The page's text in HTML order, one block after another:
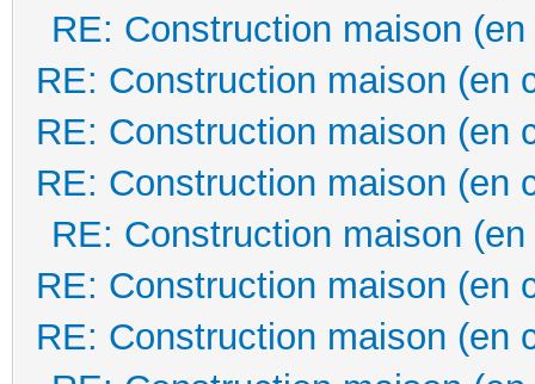
RE: Construction maison
RE: Construction maison (en
RE: Construction maison (en
RE: Construction maison (en
RE: Construction maison
RE: Construction maison (en
RE: Construction maison (en